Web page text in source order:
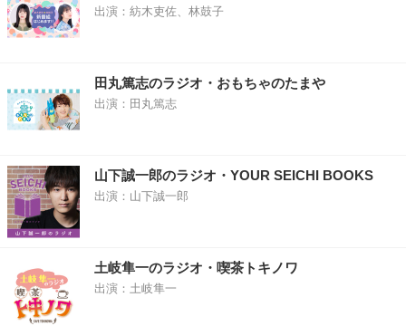
出演：紡木吏佐、林鼓子
田丸篤志のラジオ・おもちゃのたまや
出演：田丸篤志
山下誠一郎のラジオ・YOUR SEICHI BOOKS
出演：山下誠一郎
土岐隼一のラジオ・喫茶トキノワ
出演：土岐隼一